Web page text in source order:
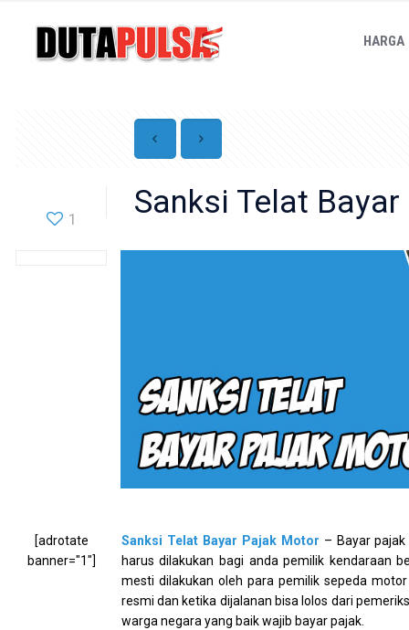
HARGA
1 Sanksi Telat
[adrotate
banner="1"]
Sanksi Telat Bayar Pajak Motor – Bayar
harus dilakukan bagi anda pemilik kendaraan
mesti dilakukan oleh para pemilik sepeda
resmi dan ketika dijalanan bisa lolos dari
warga negara yang baik wajib bayar pajak.